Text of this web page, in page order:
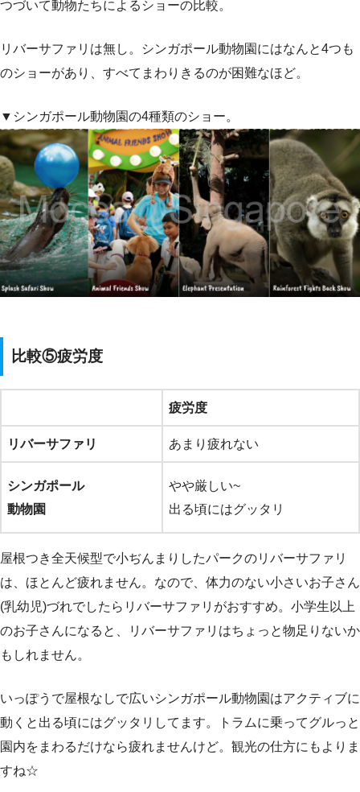
つづいて動物たちによるショーの比較。
リバーサファリは無し。シンガポール動物園にはなんと4つも
のショーがあり、すべてまわりきるのが困難なほど。
▼シンガポール動物園の4種類のショー。
比較⑤疲労度
疲労度
リバーサファリ あまり疲れない
シンガポール
動物園
やや厳しい~
出る頃にはグッタリ
屋根つき全天候型で小ぢんまりしたパークのリバーサファリ
は、ほとんど疲れません。なので、体力のない小さいお子さん
(乳幼児)づれでしたらリバーサファリがおすすめ。小学生以上
のお子さんになると、リバーサファリはちょっと物足りないか
もしれません。
いっぽうで屋根なしで広いシンガポール動物園はアクティブに
動くと出る頃にはグッタリしてます。トラムに乗ってグルっと
園内をまわるだけなら疲れませんけど。観光の仕方にもよりま
すね☆